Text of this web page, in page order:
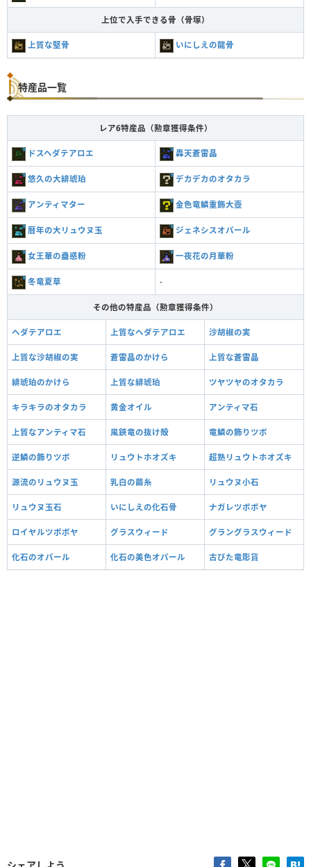
上位で入手できる骨（骨塚）
上質な堅骨 いにしえの龍骨
特産品一覧
レア6特産品（勲章獲得条件）
ドスヘダテアロエ 轟天蒼雷晶
悠久の大緋琥珀 デカデカのオタカラ
アンティマター 金色竜鱗重飾大壺
暦年の大リュウヌ玉 ジェネシスオパール
女王華の蠱惑粉 一夜花の月華粉
冬竜夏草 -
その他の特産品（勲章獲得条件）
ヘダテアロエ 上質なヘダテアロエ 沙胡椒の実
上質な沙胡椒の実 蒼雷晶のかけら 上質な蒼雷晶
緋琥珀のかけら 上質な緋琥珀 ツヤツヤのオタカラ
キラキラのオタカラ 黄金オイル アンティマ石
上質なアンティマ石 風鋏竜の抜け殻 竜鱗の飾りツボ
逆鱗の飾りツボ リュウトホオズキ 超熟リュウトホオズキ
源流のリュウヌ玉 乳白の繭糸 リュウヌ小石
リュウヌ玉石 いにしえの化石骨 ナガレツボボヤ
ロイヤルツボボヤ グラスウィード グラングラスウィード
化石のオパール 化石の美色オパール 古びた竜彫貨